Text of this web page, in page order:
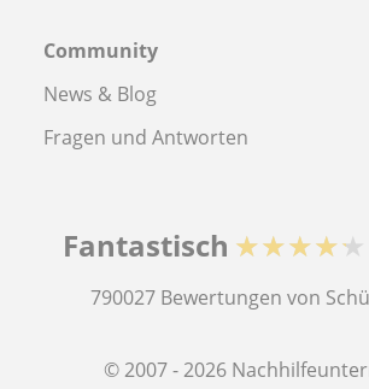
Community
News & Blog
Fragen und Antworten
Fantastisch ★★★★★
790027 Bewertungen von
© 2007 - 2026